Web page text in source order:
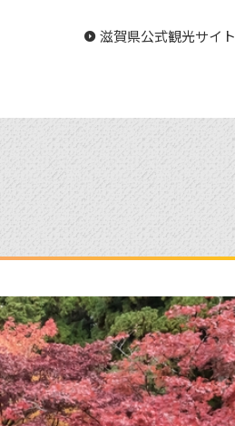
滋賀県公式観光サイト